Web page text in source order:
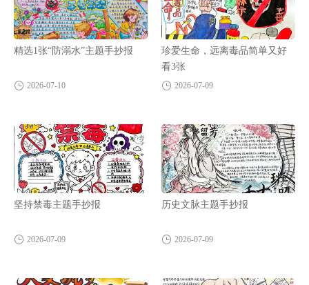
精选1张“防溺水”主题手抄报
2026-07-10
珍爱生命，远离毒品简单又好
看3张
2026-07-09
坚持禁毒主题手抄报
2026-07-09
历史文脉主题手抄报
2026-07-09